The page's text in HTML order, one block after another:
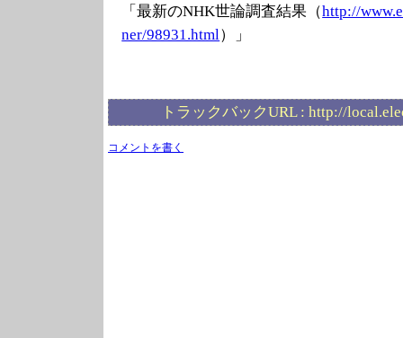
「最新のNHK世論調査結果（http://
ner/98931.html ）」
トラックバックURL : http://
コメントを書く